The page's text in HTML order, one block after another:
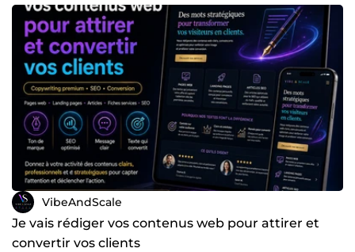
VibeAndScale
Je vais rédiger vos contenus web pour attirer et
convertir vos clients